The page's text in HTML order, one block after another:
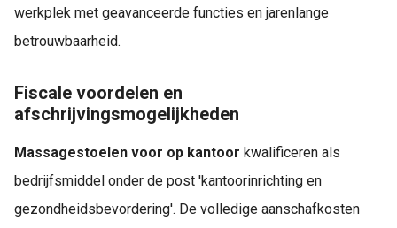
werkplek met geavanceerde functies en jarenlange
betrouwbaarheid.
Fiscale voordelen en
afschrijvingsmogelijkheden
Massagestoelen voor op kantoor kwalificeren als
bedrijfsmiddel onder de post 'kantoorinrichting en
gezondheidsbevordering'. De volledige aanschafkosten